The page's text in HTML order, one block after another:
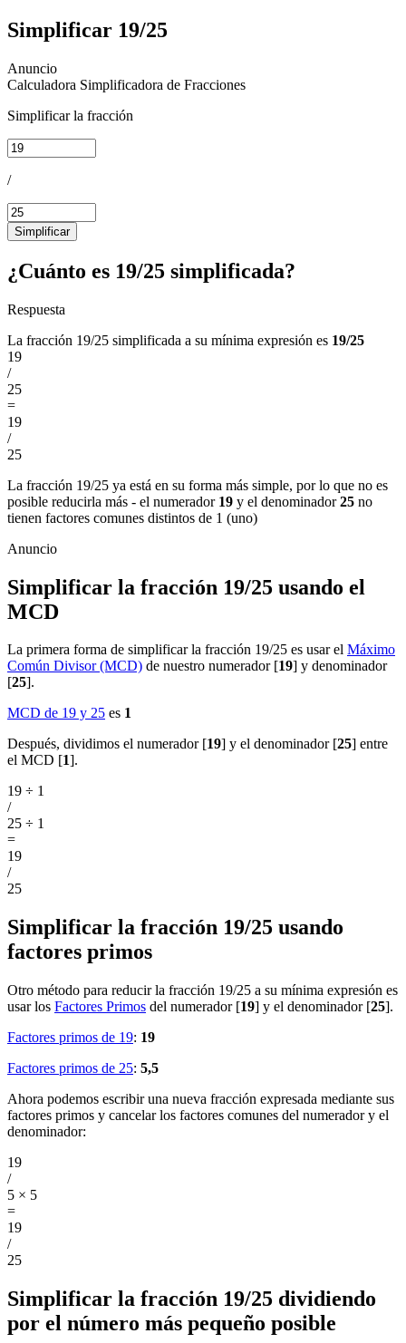
Simplificar 19/25
Calculadora Simplificadora de Fracciones
Simplificar la fracción
/
Simplificar
¿Cuánto es 19/25 simplificada?
Respuesta
La fracción 19/25 simplificada a su mínima expresión es 19/25
19
/
25
=
19
/
25
La fracción 19/25 ya está en su forma más simple, por lo que no es
posible reducirla más - el numerador 19 y el denominador25 no
tienen factores comunes distintos de 1 (uno)
Simplificar la fracción 19/25 usando el
MCD
La primera forma de simplificar la fracción 19/25 es usar el Máximo
Común Divisor (MCD) de nuestro numerador [19] y denominador
[25].
MCD de 19 y 25 es 1
Después, dividimos el numerador [19] y el denominador [25] entre
el MCD [1].
19 ÷ 1
/
25 ÷ 1
=
19
/
25
Simplificar la fracción 19/25 usando
factores primos
Otro método para reducir la fracción 19/25 a su mínima expresión es
usar los Factores Primos del numerador [19] y el denominador [25].
Factores primos de 19: 19
Factores primos de 25: 5,5
Ahora podemos escribir una nueva fracción expresada mediante sus
factores primos y cancelar los factores comunes del numerador y el
denominador:
19
/
5 × 5
=
19
/
25
Simplificar la fracción 19/25 dividiendo
por el número más pequeño posible